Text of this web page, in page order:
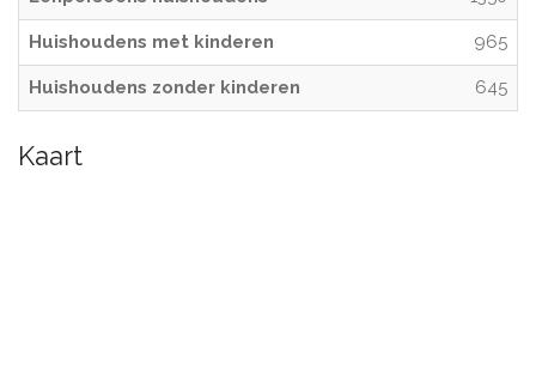
Huishoudens met kinderen 965
Huishoudens zonder kinderen 645
Kaart